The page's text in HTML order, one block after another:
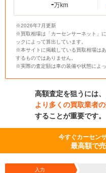
-万km
※2026年7月更新
※買取相場は「カーセンサーネット」
ックによって算出しています。
※本サイトに掲載している買取相場は
するものではありません。
※実際の査定額は車の装備や状態によっ
高額査定を狙うには、
より多くの買取業者
することが重要です。
今すぐカーセン
最高額で
入力